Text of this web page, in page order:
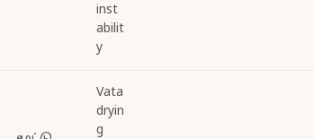
inst
abilit
y
Vata
dryin
g